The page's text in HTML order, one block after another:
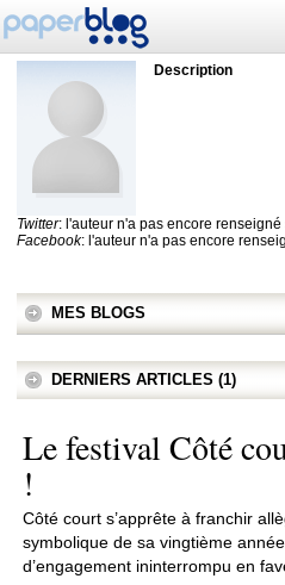
Description
Twitter: l'auteur n'a pas encore renseigné
Facebook: l'auteur n'a pas encore
MES BLOGS
DERNIERS ARTICLES (1)
Le festival Côté
!
Côté court s’apprête à franchir
symbolique de sa vingtième
d’engagement ininterrompu en